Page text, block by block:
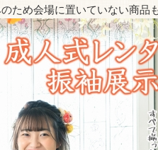
ため会場に置いていない商品